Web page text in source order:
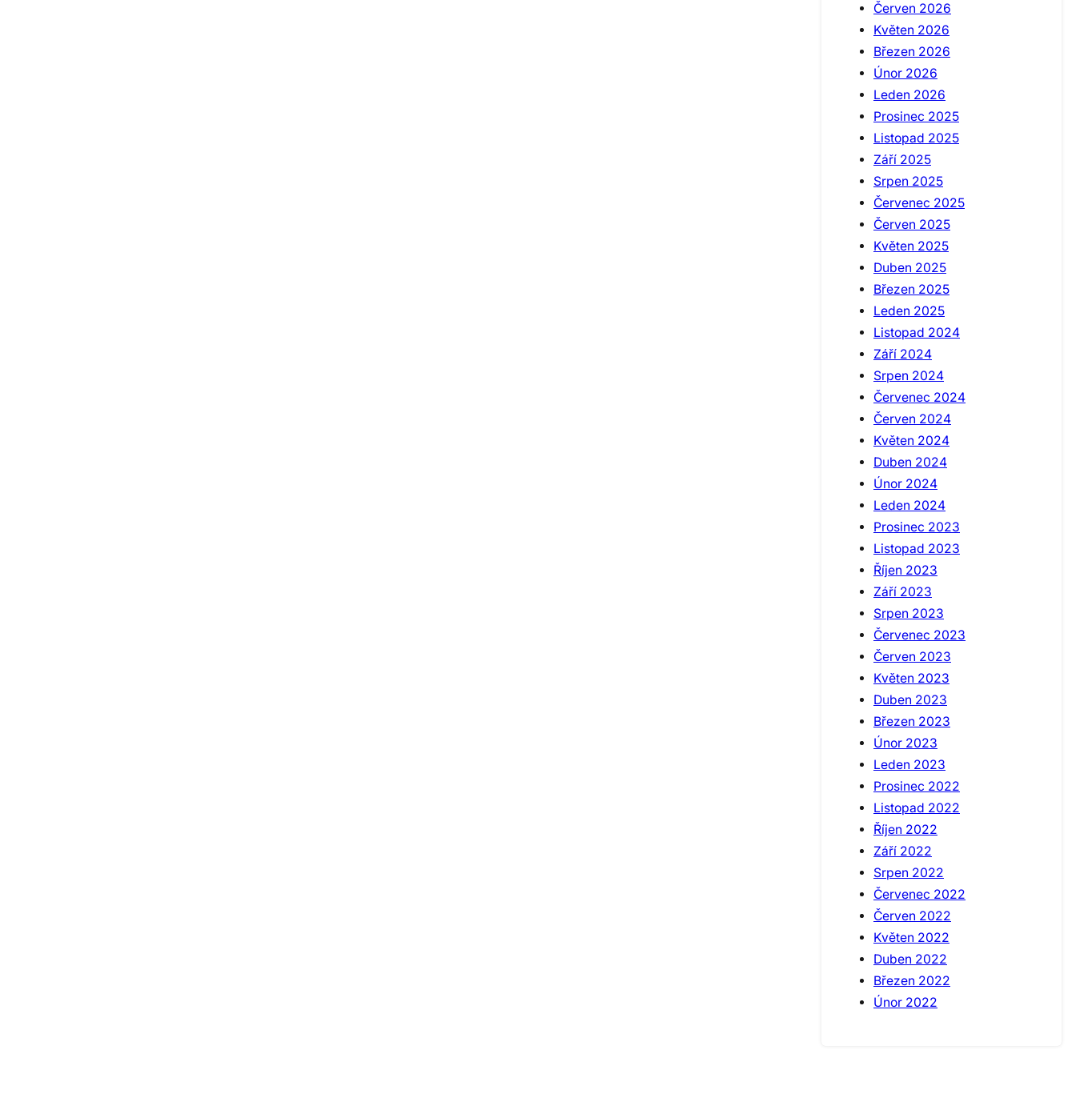
Červen 2026
Květen 2026
Březen 2026
Únor 2026
Leden 2026
Prosinec 2025
Listopad 2025
Září 2025
Srpen 2025
Červenec 2025
Červen 2025
Květen 2025
Duben 2025
Březen 2025
Leden 2025
Listopad 2024
Září 2024
Srpen 2024
Červenec 2024
Červen 2024
Květen 2024
Duben 2024
Únor 2024
Leden 2024
Prosinec 2023
Listopad 2023
Říjen 2023
Září 2023
Srpen 2023
Červenec 2023
Červen 2023
Květen 2023
Duben 2023
Březen 2023
Únor 2023
Leden 2023
Prosinec 2022
Listopad 2022
Říjen 2022
Září 2022
Srpen 2022
Červenec 2022
Červen 2022
Květen 2022
Duben 2022
Březen 2022
Únor 2022